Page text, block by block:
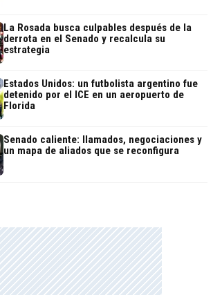
La Rosada busca culpables después de la
derrota en el Senado y recalcula su
estrategia
Estados Unidos: un futbolista argentino fue
detenido por el ICE en un aeropuerto de
Florida
Senado caliente: llamados, negociaciones y
un mapa de aliados que se reconfigura